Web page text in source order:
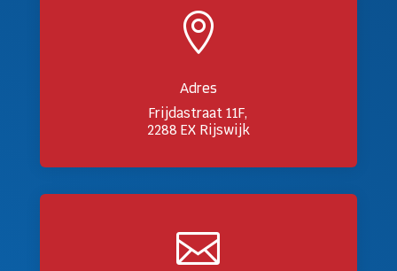

Adres
Frijdastraat 11F,
2288 EX Rijswijk
